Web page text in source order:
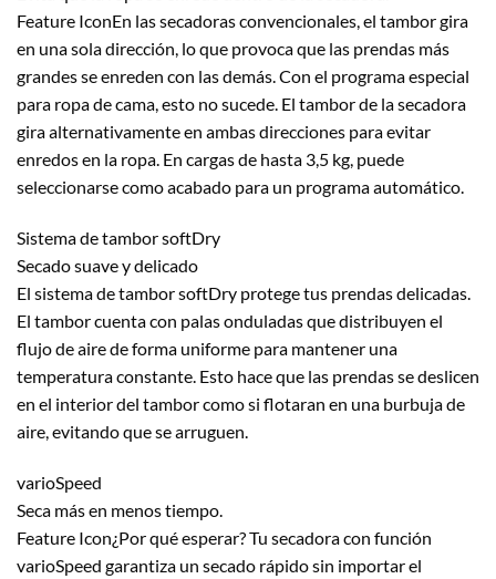
Feature IconEn las secadoras convencionales, el tambor gira
en una sola dirección, lo que provoca que las prendas más
grandes se enreden con las demás. Con el programa especial
para ropa de cama, esto no sucede. El tambor de la secadora
gira alternativamente en ambas direcciones para evitar
enredos en la ropa. En cargas de hasta 3,5 kg, puede
seleccionarse como acabado para un programa automático.
Sistema de tambor softDry
Secado suave y delicado
El sistema de tambor softDry protege tus prendas delicadas.
El tambor cuenta con palas onduladas que distribuyen el
flujo de aire de forma uniforme para mantener una
temperatura constante. Esto hace que las prendas se deslicen
en el interior del tambor como si flotaran en una burbuja de
aire, evitando que se arruguen.
varioSpeed
Seca más en menos tiempo.
Feature Icon¿Por qué esperar? Tu secadora con función
varioSpeed garantiza un secado rápido sin importar el